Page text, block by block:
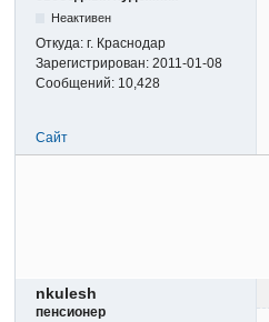
Неактивен
Откуда:г. Краснодар
Зарегистрирован:2011-01-08
Сообщений: 10,428
Сайт
nkulesh
пенсионер